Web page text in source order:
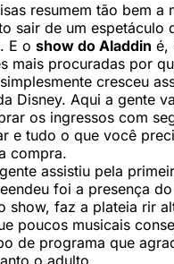
resumem tão bem a
sair de um espetáculo
E o show do Aladdin é,
mais procuradas por
cresceu
Disney. Aqui a gente
os ingressos com
e tudo o que você
compra.
assistiu pela
foi a presença
show, faz a plateia rir
poucos musicais
de programa que